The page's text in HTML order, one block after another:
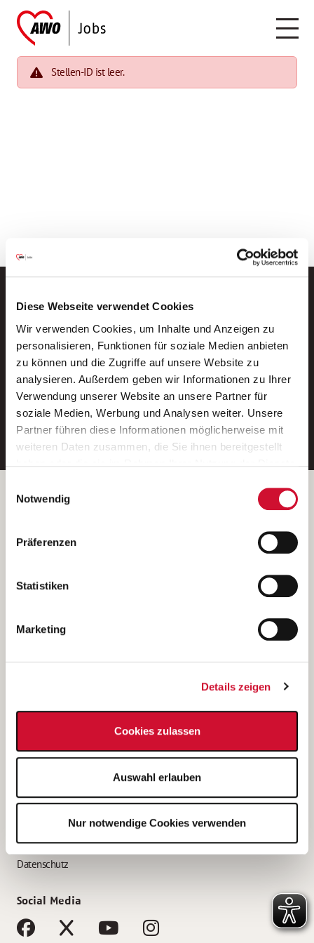
Diese Webseite verwendet Cookies
Wir verwenden Cookies, um Inhalte und Anzeigen zu
personalisieren, Funktionen für soziale Medien anbieten
zu können und die Zugriffe auf unsere Website zu
analysieren. Außerdem geben wir Informationen zu Ihrer
Verwendung unserer Website an unsere Partner für
soziale Medien, Werbung und Analysen weiter. Unsere
Partner führen diese Informationen möglicherweise mit
weiteren Daten zusammen, die Sie ihnen bereitgestellt
Wenn Sie auf „Cookies zulassen“ klicken, so stimmen
Sie der Speicherung sämtlicher Cookies zu. Sie können
Ihre Einwilligung selbstverständlich jederzeit widerrufen,
indem Sie die Cookie-Einstellungen aufrufen und diese
unsererDatenschutzerklärung
Notwendig
Präferenzen
Statistiken
Marketing
Details zeigen
Cookies zulassen
Auswahl erlauben
Nur notwendige Cookies verwenden
Stellen-ID ist leer.
Neue Stellen per E-Mail.
Ein kostenloser Service von AWO
Jobs.
E-Mail-Adresse eintragen
Betreiber der Webseite
Kantstraße 45a
(Ein Tochterunternehmen des AWO Bezirksverbandes Unterfranken
e.V.)
Bewerbung als Altenpflegehelfer*in
Bewerbung als Erzieher*in
AWO Gliederungen nach Bundesland
Impressum
Datenschutz
Social Media